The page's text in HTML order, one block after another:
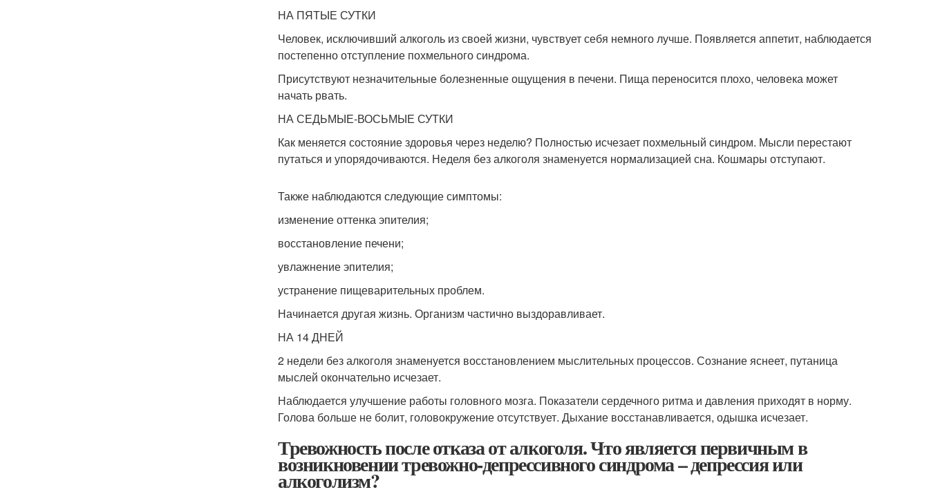
НА ПЯТЫЕ СУТКИ
Человек, исключивший алкоголь из своей жизни, чувствует себя немного лучше. Появляется аппетит, наблюдается
постепенно отступление похмельного синдрома.
Присутствуют незначительные болезненные ощущения в печени. Пища переносится плохо, человека может
начать рвать.
НА СЕДЬМЫЕ-ВОСЬМЫЕ СУТКИ
Как меняется состояние здоровья через неделю? Полностью исчезает похмельный синдром. Мысли перестают
путаться и упорядочиваются. Неделя без алкоголя знаменуется нормализацией сна. Кошмары отступают.
Также наблюдаются следующие симптомы:
изменение оттенка эпителия;
восстановление печени;
увлажнение эпителия;
устранение пищеварительных проблем.
Начинается другая жизнь. Организм частично выздоравливает.
НА 14 ДНЕЙ
2 недели без алкоголя знаменуется восстановлением мыслительных процессов. Сознание яснеет, путаница
мыслей окончательно исчезает.
Наблюдается улучшение работы головного мозга. Показатели сердечного ритма и давления приходят в норму.
Голова больше не болит, головокружение отсутствует. Дыхание восстанавливается, одышка исчезает.
Тревожность после отказа от алкоголя. Что является первичным в
возникновении тревожно-депрессивного синдрома – депрессия или
алкоголизм?